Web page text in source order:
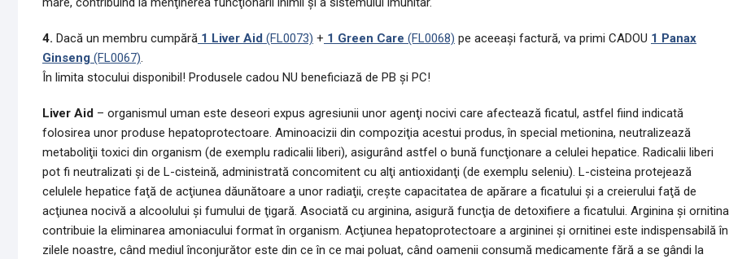
4. Dacă un membru cumpără 1 Liver Aid (FL0073) + 1 Green Care (FL0068) pe aceeaşi factură, va primi CADOU 1 Panax
Ginseng (FL0067).
În limita stocului disponibil! Produsele cadou NU beneficiază de PB şi PC!
Liver Aid – organismul uman este deseori expus agresiunii unor agenţi nocivi care afectează ficatul, astfel fiind indicată
folosirea unor produse hepatoprotectoare. Aminoacizii din compoziţia acestui produs, în special metionina, neutralizează
metaboliţii toxici din organism (de exemplu radicalii liberi), asigurând astfel o bună funcţionare a celulei hepatice. Radicalii liberi
pot fi neutralizati şi de L-cisteină, administrată concomitent cu alţi antioxidanţi (de exemplu seleniu). L-cisteina protejează
celulele hepatice faţă de acţiunea dăunătoare a unor radiaţii, creşte capacitatea de apărare a ficatului şi a creierului faţă de
acţiunea nocivă a alcoolului şi fumului de ţigară. Asociată cu arginina, asigură funcţia de detoxifiere a ficatului. Arginina şi ornitina
contribuie la eliminarea amoniacului format în organism. Acţiunea hepatoprotectoare a argininei şi ornitinei este indispensabilă în
zilele noastre, când mediul înconjurător este din ce în ce mai poluat, când oamenii consumă medicamente fără a se gândi la